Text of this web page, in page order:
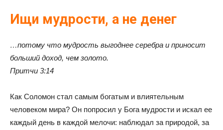
Ищи мудрости, а не денег
…потому что мудрость выгоднее серебра и приносит
больший доход, чем золото.
Притчи 3:14
Как Соломон стал самым богатым и влиятельным
человеком мира? Он попросил у Бога мудрости и искал ее
каждый день в каждой мелочи: наблюдал за природой, за